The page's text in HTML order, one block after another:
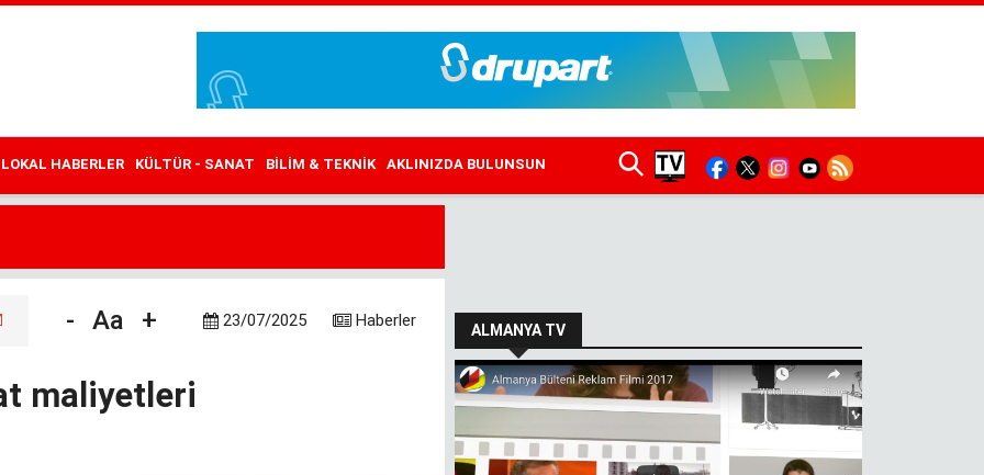
LOKAL HABERLER KÜLTÜR - SANAT BILIM & TEKNIK AKLINIZDA BULUNSUN
- Aa + 23/07/2025 Haberler
maliyetleri
ALMANYA TV